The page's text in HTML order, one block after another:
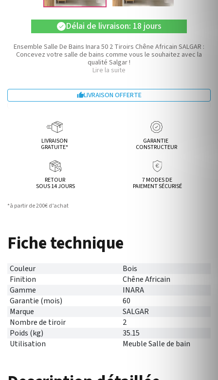
check Délai de livraison: 18 jours
Ensemble Salle De Bains Inara 50 2 Tiroirs Chêne Africain SALGAR :
Concevez votre salle de bains comme vous le souhaitez avec la
qualité Salgar !
Lire la suite
LIVRAISON OFFERTE
LIVRAISON
GRATUITE*
GARANTIE
CONSTRUCTEUR
RETOUR
SOUS 14 JOURS
7 MODES DE
PAIEMENT SÉCURISÉ
*à partir de 200€ d’achat
Fiche technique
Couleur
Bois
Finition
Chêne Africain
Gamme
INARA
Garantie (mois)
60
Marque
SALGAR
Nombre de tiroir
2
Poids (kg)
35.15
Utilisation
Meuble Salle de bain